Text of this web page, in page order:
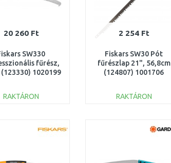
20 260 Ft
SW330
fűrész,
(123330) 1020199
RAKTÁRON
Összehasonlítás
2 254 Ft
Fiskars SW30 Pót
fűrészlap 21", 56,8cm
(124807) 1001706
RAKTÁRON
Összehasonlítás